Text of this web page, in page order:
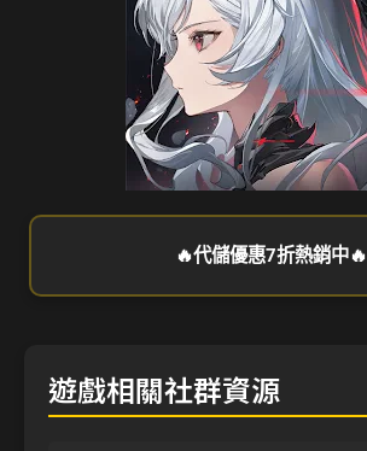
🔥代儲優惠7折熱銷中🔥
遊戲相關社群資源